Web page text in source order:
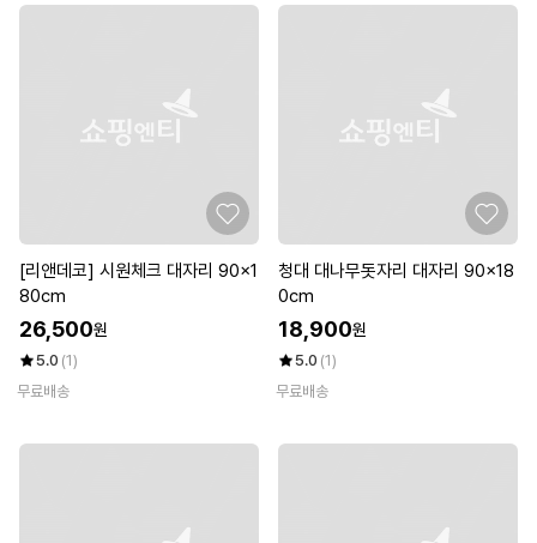
[리앤데코] 시원체크 대자리 90x1
80cm
26,500원
5.0 (1)
무료배송
청대 대나무돗자리 대자리 90x18
0cm
18,900원
5.0 (1)
무료배송